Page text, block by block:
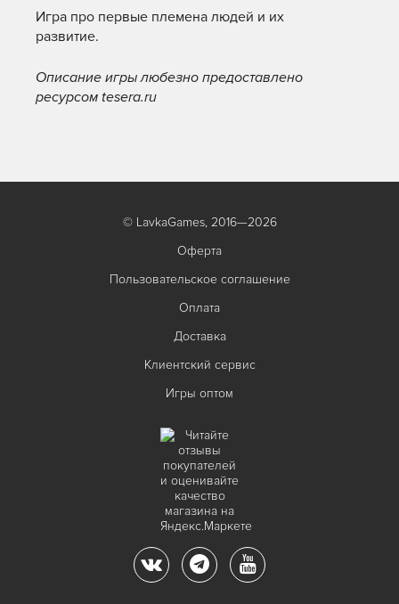
Игра про первые племена людей и их
развитие.
Описание игры любезно предоставлено
ресурсом tesera.ru
© LavkaGames, 2016—2026
Оферта
Пользовательское соглашение
Оплата
Доставка
Клиентский сервис
Игры оптом